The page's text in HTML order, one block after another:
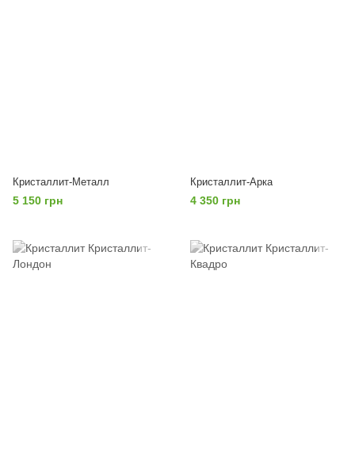
Кристаллит-Металл
5 150 грн
Кристаллит-Арка
4 350 грн